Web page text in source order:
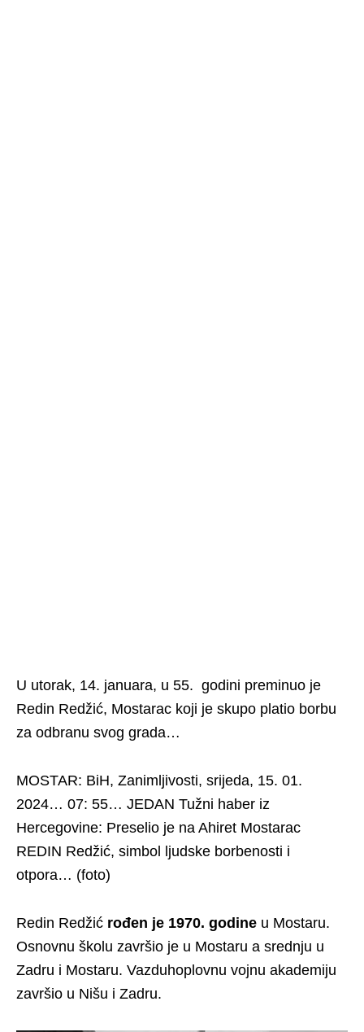
U utorak, 14. januara, u 55. godini preminuo je
Redin Redžić, Mostarac koji je skupo platio borbu
za odbranu svog grada…
MOSTAR: BiH, Zanimljivosti, srijeda, 15. 01.
2024… 07: 55… JEDAN Tužni haber iz
Hercegovine: Preselio je na Ahiret Mostarac
REDIN Redžić, simbol ljudske borbenosti i
otpora… (foto)
Redin Redžić rođen je 1970. godine u Mostaru.
Osnovnu školu završio je u Mostaru a srednju u
Zadru i Mostaru. Vazduhoplovnu vojnu akademiju
završio u Nišu i Zadru.